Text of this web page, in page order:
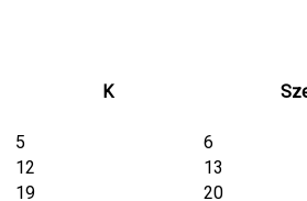
K
5
6
12
13
19 20